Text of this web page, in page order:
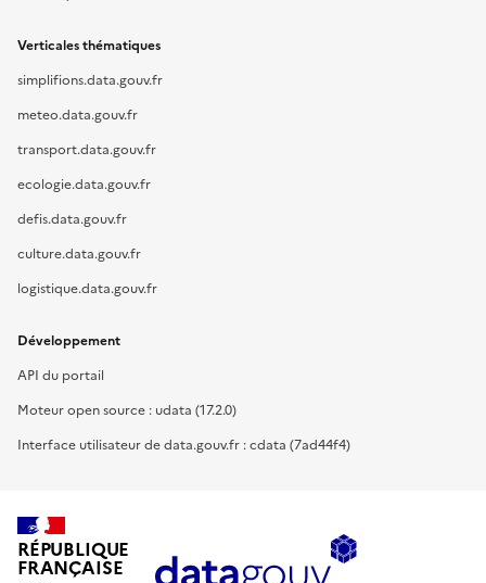
Verticales thématiques
simplifions.data.gouv.fr
meteo.data.gouv.fr
transport.data.gouv.fr
ecologie.data.gouv.fr
defis.data.gouv.fr
culture.data.gouv.fr
logistique.data.gouv.fr
Développement
API du portail
Moteur open source : udata (17.2.0)
Interface utilisateur de data.gouv.fr : cdata (7ad44f4)
RÉPUBLIQUE
FRANÇAISE